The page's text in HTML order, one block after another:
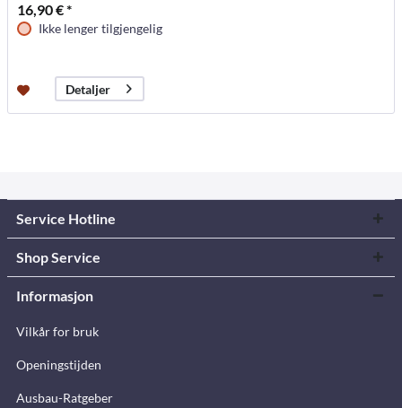
16,90 € *
Ikke lenger tilgjengelig
Detaljer
Service Hotline
Shop Service
Informasjon
Vilkår for bruk
Openingstijden
Ausbau-Ratgeber